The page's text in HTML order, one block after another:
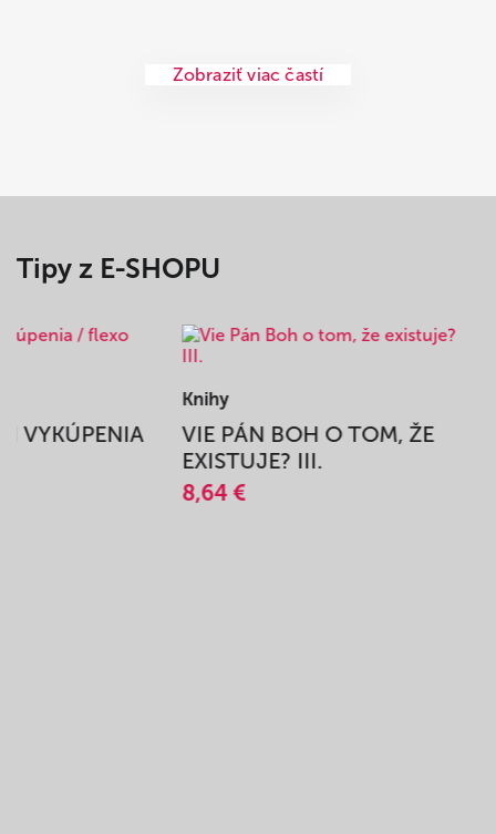
Zobraziť viac častí
Tipy z E-SHOPU
VYKÚPENIA
Knihy
VIE PÁN BOH O TOM, ŽE
EXISTUJE? III.
8,64 €